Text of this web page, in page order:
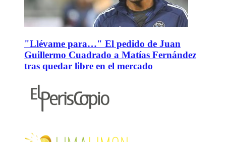
"Llévame para…" El pedido de Juan
Guillermo Cuadrado a Matías Fernández
tras quedar libre en el mercado